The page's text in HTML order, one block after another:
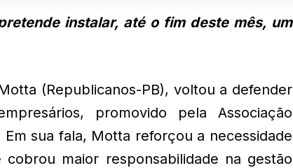
instalar, até o fim deste mês, um
(Republicanos-PB), voltou a defender
promovido pela Associação
sua fala, Motta reforçou a necessidade
maior responsabilidade na gestão